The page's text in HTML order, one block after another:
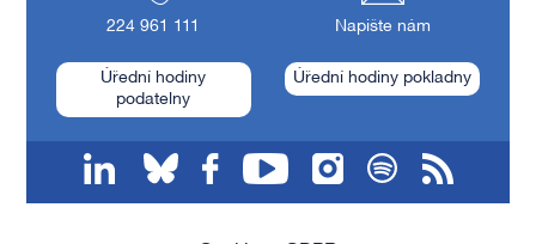
224 961 111 Napište nám
Úřední hodiny
podatelny
Úřední hodiny pokladny